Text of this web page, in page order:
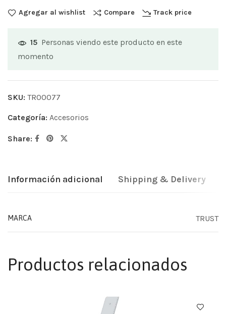
Agregar al wishlist Compare Track price
15 Personas viendo este producto en este
momento
SKU: TR00077
Categoría: Accesorios
Share:
Información adicional Shipping & Delivery
MARCA TRUST
Productos relacionados